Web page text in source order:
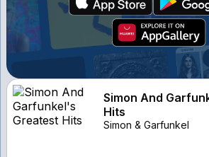
Simon And
Hits
Simon & Garfunkel